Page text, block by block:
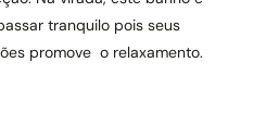
tranquilo pois seus
promove o relaxamento.